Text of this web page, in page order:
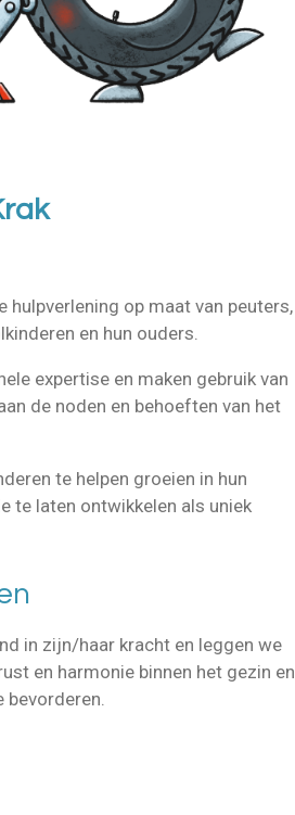
hulpverlening op maat van peuters,
en hun ouders.
expertise en maken gebruik van
de noden en behoeften van het
te helpen groeien in hun
te laten ontwikkelen als uniek
in zijn/haar kracht en leggen we
en harmonie binnen het gezin en